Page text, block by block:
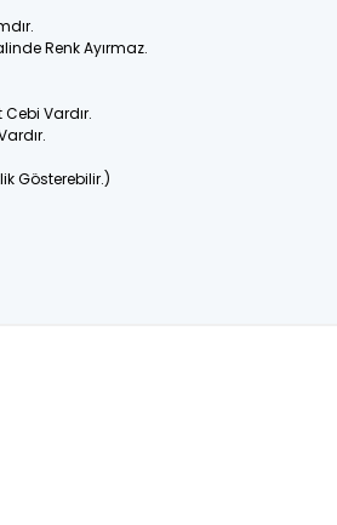
Renk Ayırmaz.
Vardır.
Gösterebilir.)